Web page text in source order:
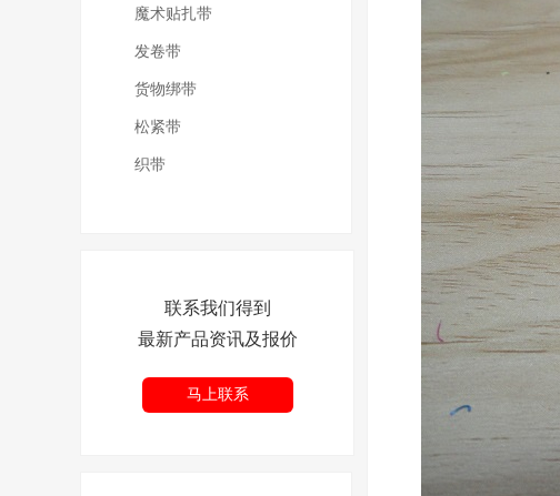
魔术贴扎带
发卷带
货物绑带
松紧带
织带
联系我们得到
最新产品资讯及报价
马上联系